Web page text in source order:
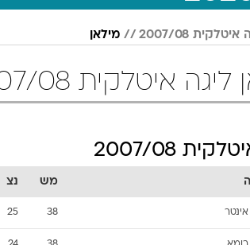
2007/08 מילאן
איטלקית 2007/08 כדורגל
2007/08
מש נצ
אינטר 38
25